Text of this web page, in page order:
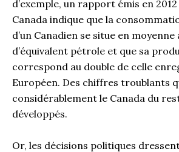
d’exemple, un rapport émis en
Canada indique que la
d’un Canadien se situe en moyenne
d’équivalent pétrole et que sa
correspond au double de celle
Européen. Des chiffres troublants
considérablement le Canada du
développés.
Or, les décisions politiques